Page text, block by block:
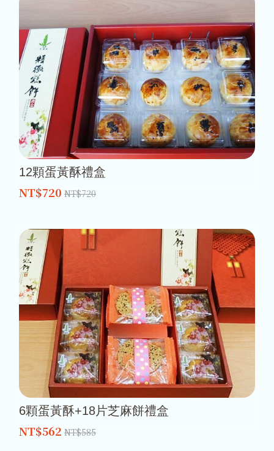
12顆蛋黃酥禮盒
NT$720 NT$720
6顆蛋黃酥+18片芝麻餅禮盒
NT$562 NT$585